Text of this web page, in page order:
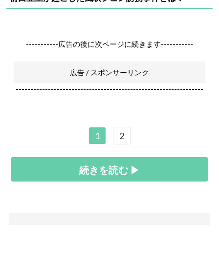
-----------広告の後に次ページに続きます-----------
広告 / スポンサーリンク
----------------------------------------------------------------
1 2
続きを読む ▶